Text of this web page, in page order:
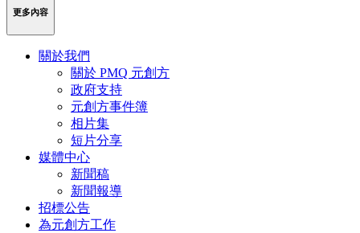
更多內容
關於我們
關於 PMQ 元創方
政府支持
元創方事件簿
相片集
短片分享
媒體中心
新聞稿
新聞報導
招標公告
為元創方工作